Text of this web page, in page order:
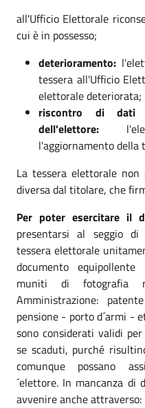
all'Ufficio Elettorale
cui è in possesso;
deterioramento:
tessera all'Ufficio
elettorale deteriorata;
riscontro di dati
dell'elettore:
l'aggiornamento della
La tessera elettorale
diversa dal titolare, che
Per poter esercitare il
presentarsi al seggio
tessera elettorale
documento
muniti di fotografia
Amministrazione:
pensione - porto d´armi -
sono considerati validi
se scaduti, purché
comunque possano
´elettore. In mancanza di
avvenire anche attraverso: